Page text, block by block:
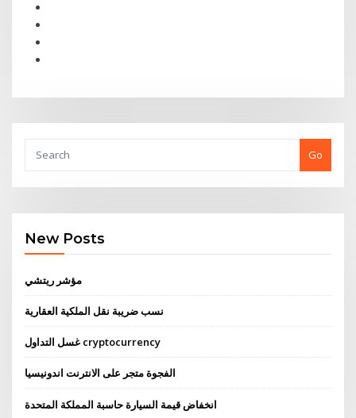
Go
New Posts
مؤشر ريتشي
نسب ضريبة نقل الملكية العقارية
غسل التداول cryptocurrency
الفجوة متجر على الانترنت اندونيسيا
انخفاض قيمة السيارة حاسبة المملكة المتحدة